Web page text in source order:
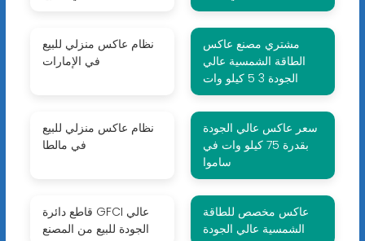
نظام عاكس منزلي للبيع
في الإمارات
مشتري مصنع عاكس
الطاقة الشمسية عالي
الجودة 3 5 كيلو وات
نظام عاكس منزلي للبيع
في مالطا
سعر عاكس عالي الجودة
بقدرة 75 كيلو وات في
ساموا
قاطع دائرة GFCI عالي
الجودة للبيع من المصنع
عاكس مخصص للطاقة
الشمسية عالي الجودة